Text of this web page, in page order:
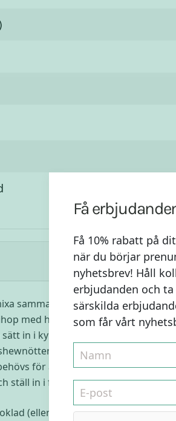
samman det till ett mjöl eller
med havren tills det bildas en
in i kylen.
kokosnektar
,
för att behålla den krämiga
ställ in i frysen. Låt den vara där
(eller hemmagjord rå choklad)
Få
Få 10% rabatt på
när du börjar
nyhetsbrev! Håll
erbjudanden och ta
särskilda
som får vårt